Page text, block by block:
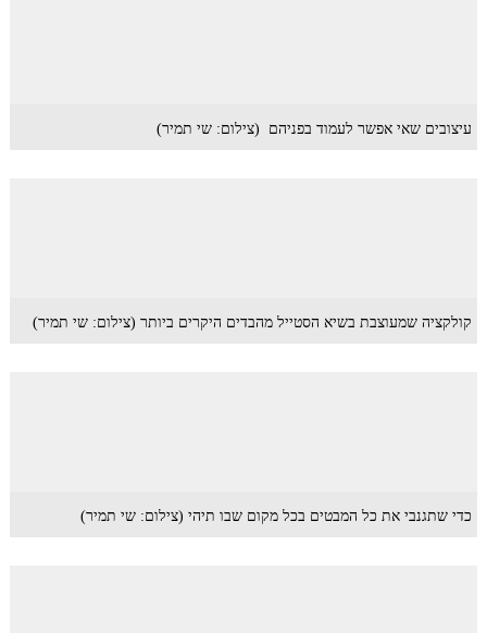
עיצובים שאי אפשר לעמוד בפניהם (צילום: שי תמיר)
קולקציה שמעוצבת בשיא הסטייל מהבדים היקרים ביותר (צילום: שי תמיר)
כדי שתגנבי את כל המבטים בכל מקום שבו תיהי (צילום: שי תמיר)